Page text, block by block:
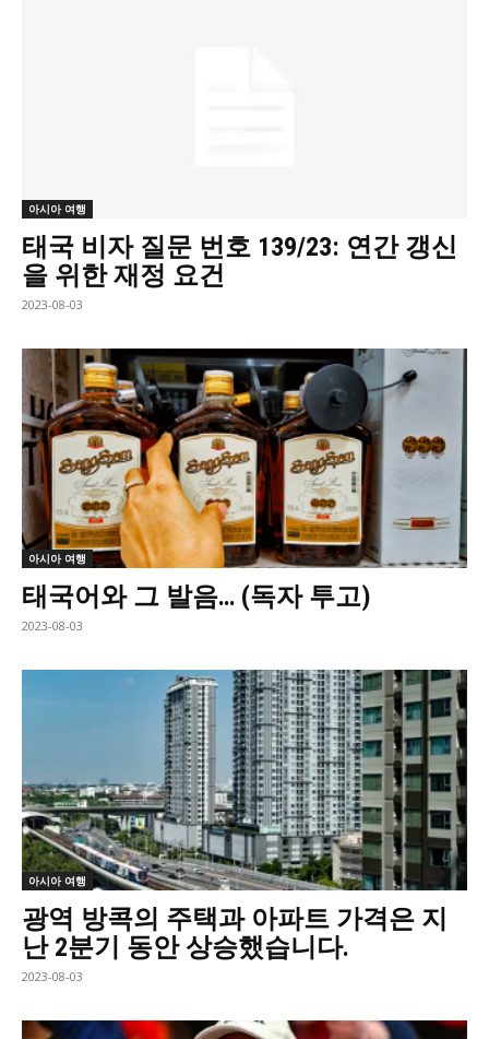
아시아 여행
태국 비자 질문 번호 139/23: 연간 갱신
을 위한 재정 요건
2023-08-03
아시아 여행
태국어와 그 발음… (독자 투고)
2023-08-03
아시아 여행
광역 방콕의 주택과 아파트 가격은 지
난 2분기 동안 상승했습니다.
2023-08-03